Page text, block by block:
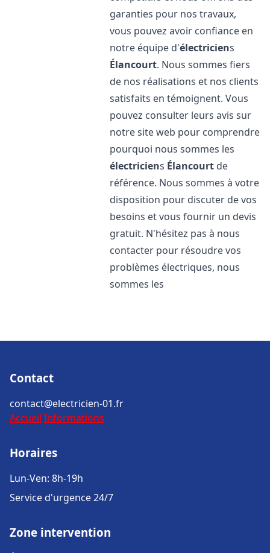
garanties pour nos travaux,
vous pouvez avoir confiance en
notre équipe d'électriciens
Élancourt. Nous sommes fiers
de nos réalisations et nos clients
satisfaits en témoignent. Vous
pouvez consulter leurs avis sur
notre site web pour comprendre
pourquoi nous sommes les
électriciens Élancourt de
référence. Nous sommes à votre
disposition pour discuter de vos
besoins et vous fournir un devis
gratuit. N'hésitez pas à nous
contacter pour résoudre vos
problèmes électriques, nous
sommes les
Contact
contact@electricien-01.fr
Accueil Informations
Horaires
Lun-Ven: 8h-19h
Service d'urgence 24/7
Zone intervention